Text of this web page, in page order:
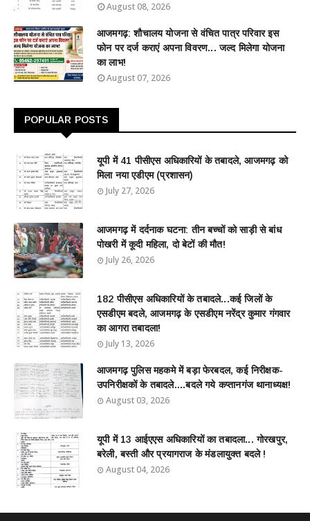
August 08, 2026
आजमगढ़: शौचालय योजना से वंचित पात्र परिवार इस
फोन पर दर्ज कराएं अपना विवरण... जल्द मिलेगा योजना
का लाभ!
August 07, 2026
POPULAR POSTS
यूपी में 41 पीसीएस अधिकारियों के तबादले, आजमगढ़ को
मिला नया एडीएम (प्रशासन)
July 27, 2026
आजमगढ़ में दर्दनाक घटना: तीन बच्चों को साड़ी से बांध
पोखरी में कूदी महिला, दो बेटों की मौत!
July 26, 2026
182 पीसीएस अधिकारियों के तबादले...कई जिलों के
एसडीएम बदले, आजमगढ़ के एसडीएम नरेंद्र कुमार गंगवार
का आगरा तबादला!
July 13, 2026
आजमगढ़ पुलिस महकमे में बड़ा फेरबदल, कई निरीक्षक-
उपनिरीक्षकों के तबादले....बदले गये कप्तानगंज थानाध्यक्ष!
August 03, 2026
यूपी में 13 आईएएस अधिकारियों का तबादला... गोरखपुर,
बरेली, बस्ती और प्रयागराज के मंडलायुक्त बदले !
August 04, 2026